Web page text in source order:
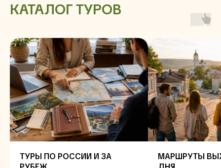
КАТАЛОГ ТУРОВ
ТУРЫ ПО РОССИИ И ЗА
МАРШРУТЫ